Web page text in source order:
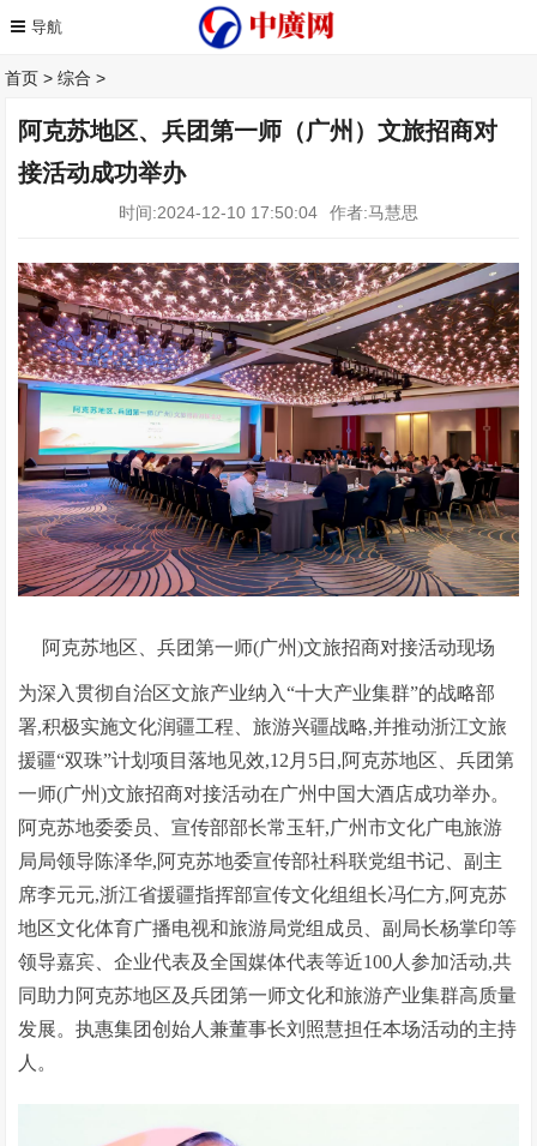
首页 >综合 >
阿克苏地区、兵团第一师（广州）文旅招商对
接活动成功举办
时间:2024-12-10 17:50:04 作者:马慧思
阿克苏地区、兵团第一师(广州)文旅招商对接活动现场
为深入贯彻自治区文旅产业纳入“十大产业集群”的战略部
署,积极实施文化润疆工程、旅游兴疆战略,并推动浙江文旅
援疆“双珠”计划项目落地见效,12月5日,阿克苏地区、兵团第
一师(广州)文旅招商对接活动在广州中国大酒店成功举办。
阿克苏地委委员、宣传部部长常玉轩,广州市文化广电旅游
局局领导陈泽华,阿克苏地委宣传部社科联党组书记、副主
席李元元,浙江省援疆指挥部宣传文化组组长冯仁方,阿克苏
地区文化体育广播电视和旅游局党组成员、副局长杨掌印等
领导嘉宾、企业代表及全国媒体代表等近100人参加活动,共
同助力阿克苏地区及兵团第一师文化和旅游产业集群高质量
发展。执惠集团创始人兼董事长刘照慧担任本场活动的主持
人。